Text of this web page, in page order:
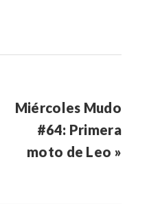
Miércoles Mudo
#64: Primera
moto de Leo »